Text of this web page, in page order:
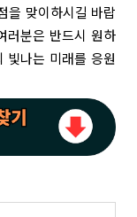
을 맞이하시길 바랍
러분은 반드시 원하
빛나는 미래를 응원